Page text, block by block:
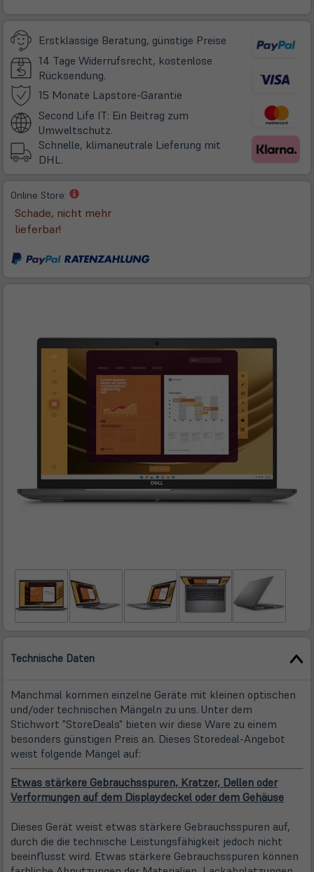
Erstklassige Beratung, günstige Preise
14 Tage Widerrufsrecht, kostenlose
Rücksendung.
15 Monate Lapstore-Garantie
neuem
Second Life IT: Ein Beitrag zum
Umweltschutz.
Schnelle, klimaneutrale Lieferung mit
DHL.
Online Store:
(öffnet
in
neuem
Schade, nicht mehr
lieferbar!
Technische Daten
Manchmal kommen einzelne Geräte mit kleinen optischen
und/oder technischen Mängeln zu uns. Unter dem
Stichwort "StoreDeals" bieten wir diese Ware zu einem
besonders günstigen Preis an. Dieses Storedeal-Angebot
weist folgende Mängel auf:
Etwas stärkere Gebrauchsspuren, Kratzer, Dellen oder
Verformungen auf dem Displaydeckel oder dem Gehäuse
Dieses Gerät weist etwas stärkere Gebrauchsspuren auf,
durch die die technische Leistungsfähigkeit jedoch nicht
beeinflusst wird. Etwas stärkere Gebrauchsspuren können